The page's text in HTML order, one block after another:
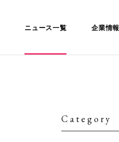
ニュース一覧 企業情報
Category